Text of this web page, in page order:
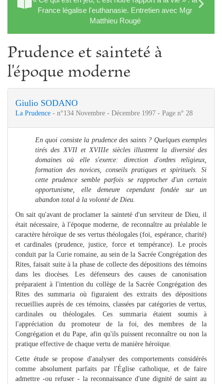
France légalise l'euthanasie. Entretien avec Mgr
Matthieu Rougé
Prudence et sainteté à
l'époque moderne
Giulio SODANO
La Prudence - n°134 Novembre - Décembre 1997 - Page n° 28
En quoi consiste la prudence des saints ? Quelques exemples
tirés des XVII et XVIIIe siècles illustrent la diversité des
domaines où elle s'exerce: direction d'ordres religieux,
formation des novices, conseils pratiques et spirituels. Si
cette prudence semble parfois se rapprocher d'un certain
opportunisme, elle demeure cependant fondée sur un
abandon total à la volonté de Dieu.
On sait qu'avant de proclamer la sainteté d'un serviteur de Dieu, il
était nécessaire, à l'époque moderne, de reconnaître au préalable le
caractère héroïque de ses vertus théologales (foi, espérance, charité)
et cardinales (prudence, justice, force et tempérance). Le procès
conduit par la Curie romaine, au sein de la Sacrée Congrégation des
Rites, faisait suite à la phase de collecte des dépositions des témoins
dans les diocèses. Les défenseurs des causes de canonisation
préparaient à l'intention du collège de la Sacrée Congrégation des
Rites des summaria où figuraient des extraits des dépositions
recueillies auprès de ces témoins, classées par catégories de vertus,
cardinales ou théologales. Ces summaria étaient soumis à
l'appréciation du promoteur de la foi, des membres de la
Congrégation et du Pape, afin qu'ils puissent reconnaître ou non la
pratique effective de chaque vertu de manière héroïque.
Cette étude se propose d'analyser des comportements considérés
comme absolument parfaits par l'Église catholique, et de faire
admettre -ou refuser - la reconnaissance d'une dignité de saint au